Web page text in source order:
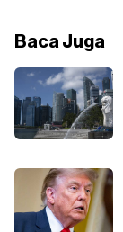
Baca Juga